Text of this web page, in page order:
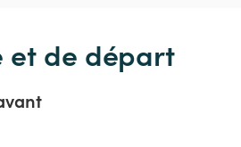
et de départ